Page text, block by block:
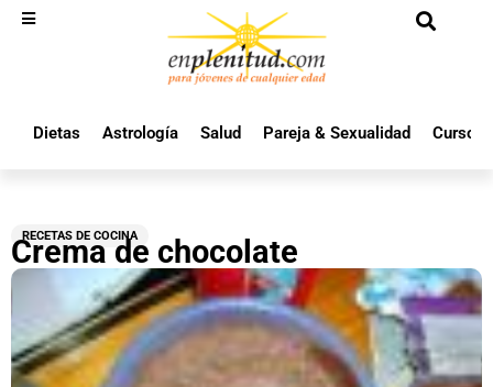
Dietas Astrología Salud Pareja & Sexualidad Cursos
RECETAS DE COCINA
Crema de chocolate